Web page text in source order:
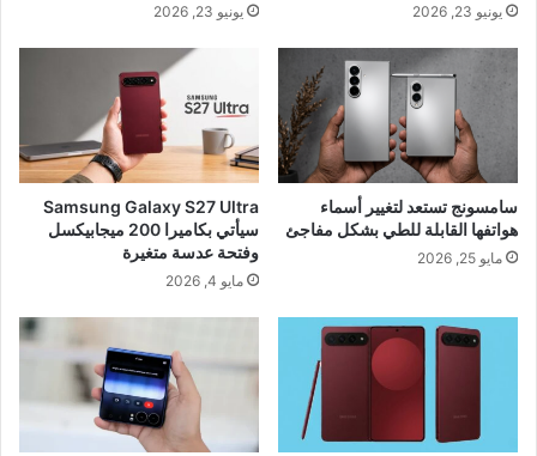
يونيو 23, 2026 يونيو 23, 2026
سامسونج تستعد لتغيير أسماء
هواتفها القابلة للطي بشكل مفاجئ
مايو 25, 2026
Samsung Galaxy S27 Ultra
سيأتي بكاميرا 200 ميجابيكسل
وفتحة عدسة متغيرة
مايو 4, 2026